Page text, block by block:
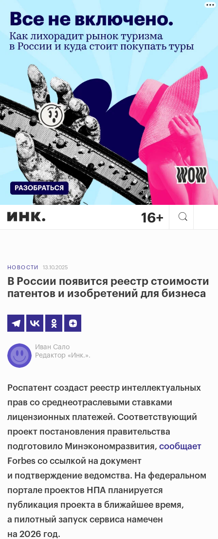
НОВОСТИ 13.10.2025
В России появится реестр стоимости
патентов и изобретений для бизнеса
Иван Сало
Редактор «Инк.».
Роспатент создаст реестр интеллектуальных
прав со среднеотраслевыми ставками
лицензионных платежей. Соответствующий
проект постановления правительства
подготовило Минэкономразвития, сообщает
Forbes со ссылкой на документ
и подтверждение ведомства. На федеральном
портале проектов НПА планируется
публикация проекта в ближайшее время,
а пилотный запуск сервиса намечен
на 2026 год.